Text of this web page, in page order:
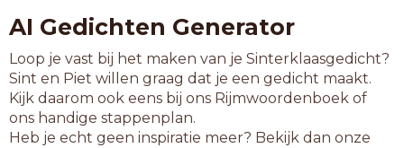
AI Gedichten Generator
Loop je vast bij het maken van je Sinterklaasgedicht?
Sint en Piet willen graag dat je een gedicht maakt.
Kijk daarom ook eens bij ons Rijmwoordenboek of
ons handige stappenplan.
Heb je echt geen inspiratie meer? Bekijk dan onze